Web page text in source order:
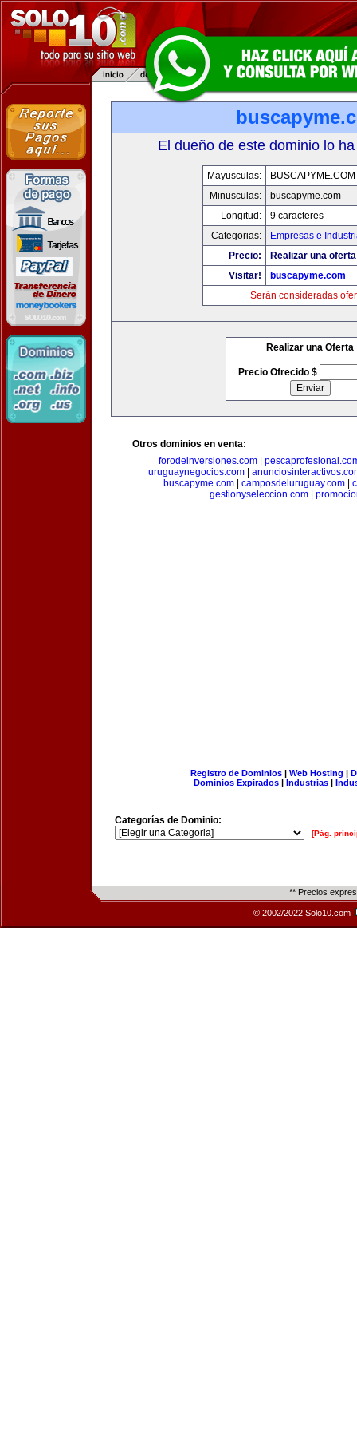
El dueño de este dominio lo
Mayusculas:
BUSCAPYME.COM
Minusculas:
buscapyme.com
Longitud:
9 caracteres
Categorias:
Empresas e
Precio:
Realizar una
Visitar!
buscapyme.com
Serán consideradas
Realizar una Oferta
Precio Ofrecido $
Otros dominios en venta:
forodeinversiones.com
uruguaynegocios.com|
buscapyme.com
camposdeluruguay.com
gestionyseleccion.com|
Registro de Dominios| Web Hosting |
Dominios Expirados | Industrias |
Categorías de Dominio:
[Pág.
** Precios
© 2002/2022 Solo10.com